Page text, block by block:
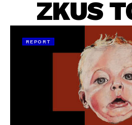
ZKUS
REPORT